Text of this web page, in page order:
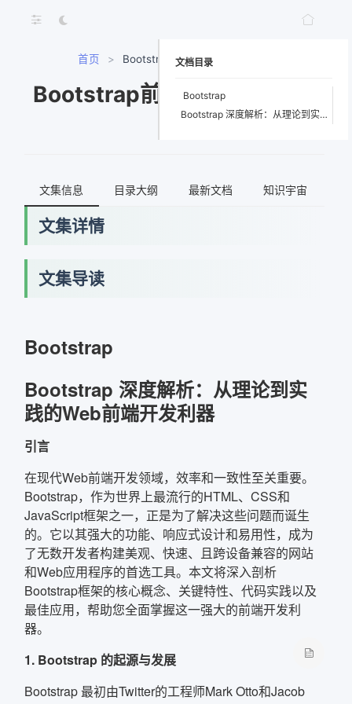
首页 > Bootstrap前端UI框架开发教程
Bootstrap前端UI框架开发教
文集信息 目录大纲 最新文档 知识宇宙
文集详情
文集导读
Bootstrap
Bootstrap 深度解析：从理论到实
践的Web前端开发利器
引言
在现代Web前端开发领域，效率和一致性至关重要。
Bootstrap，作为世界上最流行的HTML、CSS和
JavaScript框架之一，正是为了解决这些问题而诞生
的。它以其强大的功能、响应式设计和易用性，成为
了无数开发者构建美观、快速、且跨设备兼容的网站
和Web应用程序的首选工具。本文将深入剖析
Bootstrap框架的核心概念、关键特性、代码实践以及
最佳应用，帮助您全面掌握这一强大的前端开发利
器。
1. Bootstrap 的起源与发展
Bootstrap 最初由Twitter的工程师Mark Otto和Jacob
文档目录
Bootstrap
Bootstrap 深度解析：从理论到实践的Web前端开发利器
确定
复制弹框内信息